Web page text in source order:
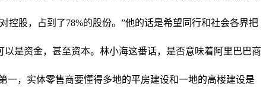
股，占到了78%的股份。”他的话是希望同行和社会各界把
是资金，甚至资本。林小海这番话，是否意味着阿里巴巴商
，实体零售商要懂得多地的平房建设和一地的高楼建设是